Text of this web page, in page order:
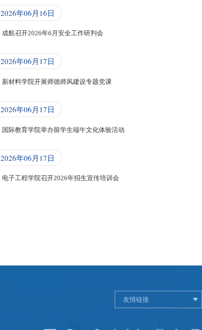
2026年06月16日
成航召开2026年6月安全工作研判会
2026年06月17日
新材料学院开展师德师风建设专题党课
2026年06月17日
国际教育学院举办留学生端午文化体验活动
2026年06月17日
电子工程学院召开2026年招生宣传培训会
友情链接